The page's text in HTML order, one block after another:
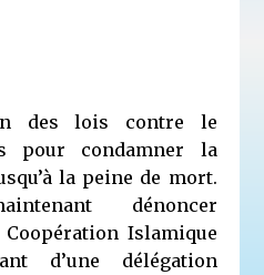
des lois contre le
pour condamner la
la peine de mort.
dénoncer
Islamique
d’une délégation